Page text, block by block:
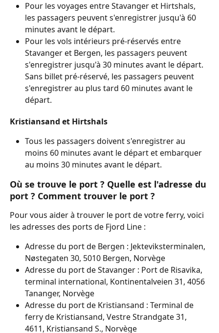
Pour les voyages entre Stavanger et Hirtshals,
les passagers peuvent s'enregistrer jusqu'à 60
minutes avant le départ.
Pour les vols intérieurs pré-réservés entre
Stavanger et Bergen, les passagers peuvent
s'enregistrer jusqu'à 30 minutes avant le départ.
Sans billet pré-réservé, les passagers peuvent
s'enregistrer au plus tard 60 minutes avant le
départ.
Kristiansand et Hirtshals
Tous les passagers doivent s'enregistrer au
moins 60 minutes avant le départ et embarquer
au moins 30 minutes avant le départ.
Où se trouve le port ? Quelle est l'adresse du
port ? Comment trouver le port ?
Pour vous aider à trouver le port de votre ferry, voici
les adresses des ports de Fjord Line :
Adresse du port de Bergen : Jekteviksterminalen,
Nøstegaten 30, 5010 Bergen, Norvège
Adresse du port de Stavanger : Port de Risavika,
terminal international, Kontinentalveien 31, 4056
Tananger, Norvège
Adresse du port de Kristiansand : Terminal de
ferry de Kristiansand, Vestre Strandgate 31,
4611, Kristiansand S., Norvège